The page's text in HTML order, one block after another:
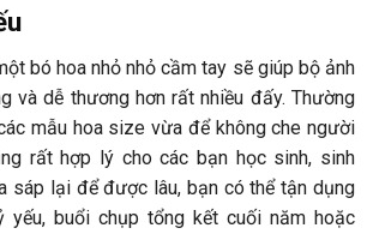
bó hoa nhỏ nhỏ cầm tay sẽ giúp bộ ảnh
và dễ thương hơn rất nhiều đấy. Thường
mẫu hoa size vừa để không che người
rất hợp lý cho các bạn học sinh, sinh
sáp lại để được lâu, bạn có thể tận dụng
yếu, buổi chụp tổng kết cuối năm hoặc